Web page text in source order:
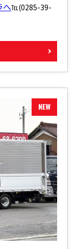
へ℡(0285-39-